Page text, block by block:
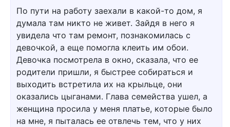
По пути на работу заехали в какой-то дом, я
думала там никто не живет. Зайдя в него я
увидела что там ремонт, познакомилась с
девочкой, а еще помогла клеить им обои.
Девочка посмотрела в окно, сказала, что ее
родители пришли, я быстрее собираться и
выходить встретила их на крыльце, они
оказались цыганами. Глава семейства ушел, а
женщина просила у меня платье, которые было
на мне, я пыталась ее отвлечь тем, что у них